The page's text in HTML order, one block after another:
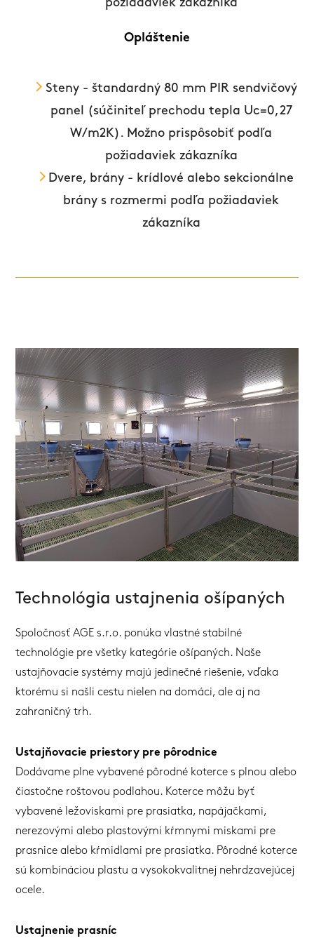
požiadaviek zákazníka
Opláštenie
Steny - štandardný 80 mm PIR sendvičový
panel (súčiniteľ prechodu tepla Uc=0,27
W/m2K). Možno prispôsobiť podľa
požiadaviek zákazníka
Dvere, brány - krídlové alebo sekcionálne
brány s rozmermi podľa požiadaviek
zákazníka
Technológia ustajnenia ošípaných
Spoločnosť AGE s.r.o. ponúka vlastné stabilné
technológie pre všetky kategórie ošípaných. Naše
ustajňovacie systémy majú jedinečné riešenie, vďaka
ktorému si našli cestu nielen na domáci, ale aj na
zahraničný trh.
Ustajňovacie priestory pre pôrodnice
Dodávame plne vybavené pôrodné koterce s plnou alebo
čiastočne roštovou podlahou. Koterce môžu byť
vybavené ležoviskami pre prasiatka, napájačkami,
nerezovými alebo plastovými kŕmnymi miskami pre
prasnice alebo kŕmidlami pre prasiatka. Pôrodné koterce
sú kombináciou plastu a vysokokvalitnej nehrdzavejúcej
ocele.
Ustajnenie prasníc